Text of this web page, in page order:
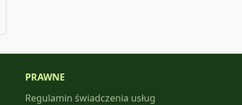
PRAWNE
Regulamin świadczenia usług